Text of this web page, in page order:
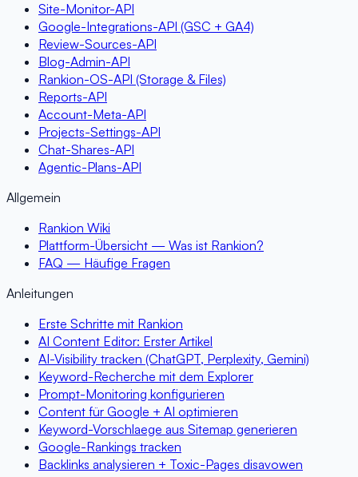
Site-Monitor-API
Google-Integrations-API (GSC + GA4)
Review-Sources-API
Blog-Admin-API
Rankion-OS-API (Storage & Files)
Reports-API
Account-Meta-API
Projects-Settings-API
Chat-Shares-API
Agentic-Plans-API
Allgemein
Rankion Wiki
Plattform-Übersicht — Was ist Rankion?
FAQ — Häufige Fragen
Anleitungen
Erste Schritte mit Rankion
AI Content Editor: Erster Artikel
AI-Visibility tracken (ChatGPT, Perplexity, Gemini)
Keyword-Recherche mit dem Explorer
Prompt-Monitoring konfigurieren
Content für Google + AI optimieren
Keyword-Vorschlaege aus Sitemap generieren
Google-Rankings tracken
Backlinks analysieren + Toxic-Pages disavowen